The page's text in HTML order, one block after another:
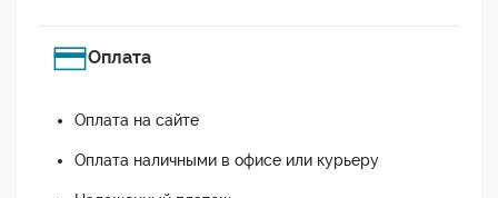
Оплата
Оплата на сайте
Оплата наличными в офисе или курьеру